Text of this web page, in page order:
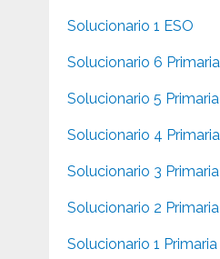
Solucionario 1 ESO
Solucionario 6 Primaria
Solucionario 5 Primaria
Solucionario 4 Primaria
Solucionario 3 Primaria
Solucionario 2 Primaria
Solucionario 1 Primaria